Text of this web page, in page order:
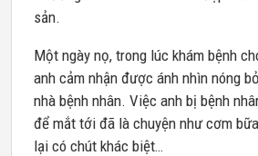
sản.
Một ngày nọ, trong lúc khám bệnh
anh cảm nhận được ánh nhìn nóng
nhà bệnh nhân. Việc anh bị bệnh
để mắt tới đã là chuyện như cơm
lại có chút khác biệt…